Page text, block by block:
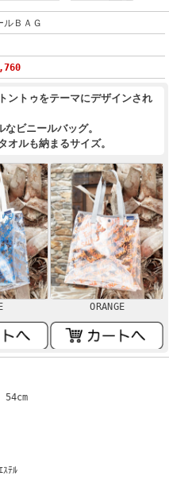
ルＢＡＧ
ントゥをテーマにデザインされ
ビニールバッグ。
ルも納まるサイズ。
ORANGE
ﾃﾙ